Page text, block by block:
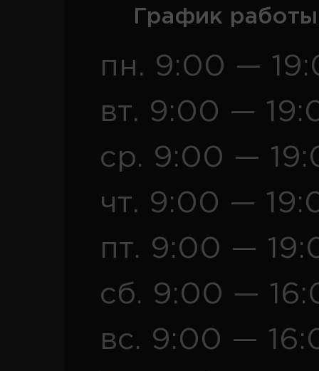
График
пн. 9:00 —
вт. 9:00 —
ср. 9:00 —
чт. 9:00 —
пт. 9:00 —
сб. 9:00 —
вс. 9:00 —